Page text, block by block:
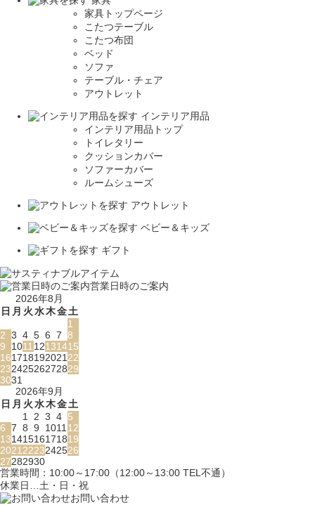
家具トップページ
こたつテーブル
こたつ布団
ベッド
ソファ
テーブル・チェア
アウトレット
インテリア用品
インテリア用品トップ
トイレタリー
クッションカバー
ソファーカバー
ルームシューズ
アウトレット
ベビー＆キッズ
ギフト
営業日時のご案内
2026年8月
日 月 火水木金土
1
2 3 4 5 6 7 8
9
101112131415
16171819202122
23242526272829
3031
2026年9月
日 月 火水木金土
1 2 3 4 5
6 7 8 9 101112
13141516171819
20212223242526
27282930
営業時間：10:00～17:00（12:00～13:00 TEL不通）
休業日…土・日・祝
お問い合わせ